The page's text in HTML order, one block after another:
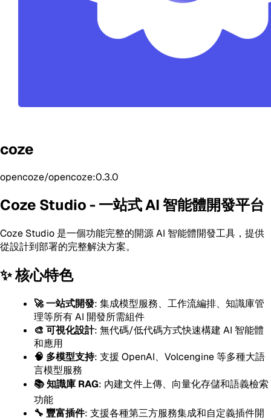
coze
opencoze/opencoze:0.3.0
Coze Studio - 一站式 AI 智能體開發平台
Coze Studio 是一個功能完整的開源 AI 智能體開發工具，提供
從設計到部署的完整解決方案。
✨ 核心特色
🚀 一站式開發: 集成模型服務、工作流編排、知識庫管
理等所有 AI 開發所需組件
🎨 可視化設計: 無代碼/低代碼方式快速構建 AI 智能體
和應用
🧠 多模型支持: 支援 OpenAI、Volcengine 等多種大語
言模型服務
📚 知識庫 RAG: 內建文件上傳、向量化存儲和語義檢索
功能
🔧 豐富插件: 支援各種第三方服務集成和自定義插件開